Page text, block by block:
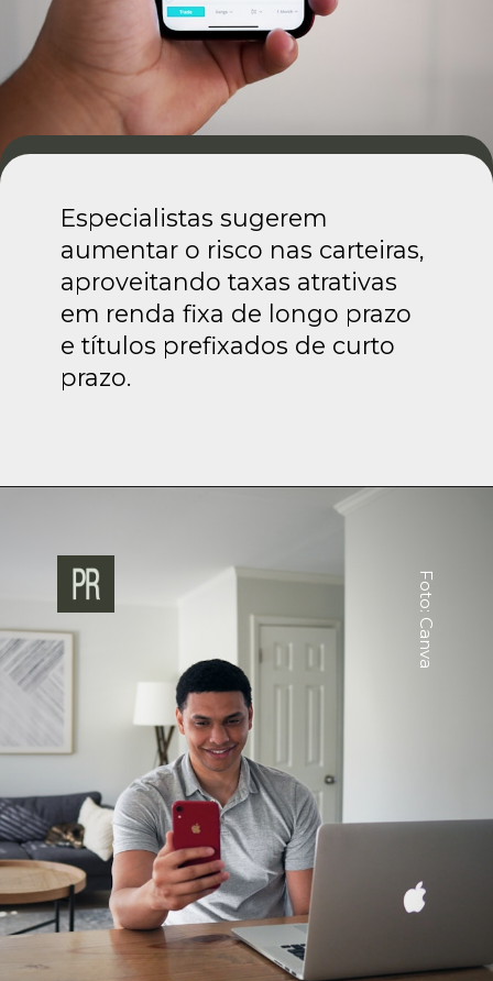
Especialistas sugerem
aumentar o risco nas carteiras,
aproveitando taxas atrativas
em renda fixa de longo prazo
e títulos prefixados de curto
prazo.
Foto: Canva